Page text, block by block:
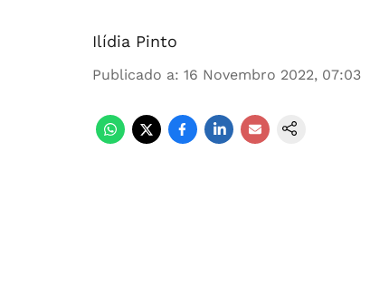
Ilídia Pinto
Publicado a: 16 Novembro 2022, 07:03